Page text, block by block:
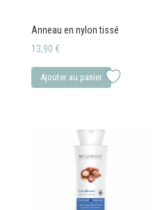
Anneau en nylon tissé
13,90 €
Ajouter au panier